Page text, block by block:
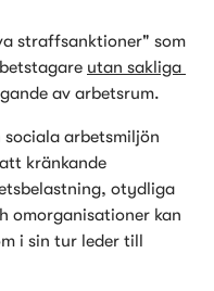
straffsanktioner" som
utan sakliga
av arbetsrum.
arbetsmiljön
kränkande
otydliga
omorganisationer kan
i sin tur leder till